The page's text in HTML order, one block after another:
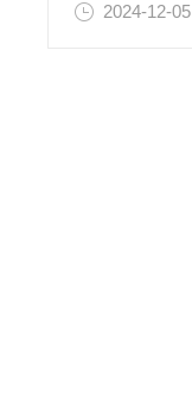
2024-12-05